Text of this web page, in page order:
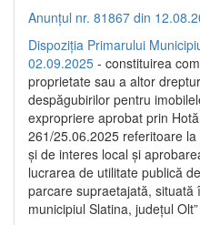
Anunțul nr. 81867 din
Dispoziția Primarului
02.09.2025 - constituirea
proprietate sau a altor
despăgubirilor pentru
expropriere aprobat prin
261/25.06.2025 referitoare
și de interes local și
lucrarea de utilitate publică
parcare supraetajată, situată
municipiul Slatina, județul Olt”